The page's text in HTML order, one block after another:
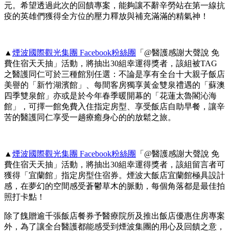
元。希望透過此次的回饋專案，能夠讓不辭辛勞站在第一線抗
疫的英雄們獲得全方位的壓力釋放與補充滿滿的精氣神！
▲ 煙波國際觀光集團 Facebook粉絲團
「@醫護感謝大聲說 免
費住宿天天抽」活動，將抽出30組幸運得獎者，該組被TAG
之醫護同仁可於三種館別任選：不論是享有全台十大親子飯店
美譽的「新竹湖濱館」、每間客房獨享黃金雙泉禮遇的「蘇澳
四季雙泉館」亦或是於今年春季暖開幕的「花蓮太魯閣沁海
館」，可擇一館免費入住指定房型、享受飯店自助早餐，讓辛
苦的醫護同仁享受一趟療癒身心的的放鬆之旅。
▲ 煙波國際觀光集團 Facebook粉絲團
「@醫護感謝大聲說 免
費住宿天天抽」活動，將抽出30組幸運得獎者，該組留言者可
獲得「宜蘭館」指定房型住宿券。煙波大飯店宜蘭館極具設計
感，在夢幻的空間感受蒼鬱草木的脈動，每個角落都是最佳拍
照打卡點！
除了餽贈逾千張飯店餐券予醫療院所及推出飯店優惠住房專案
外，為了讓全台醫護都能感受到煙波集團的用心及回饋之意，